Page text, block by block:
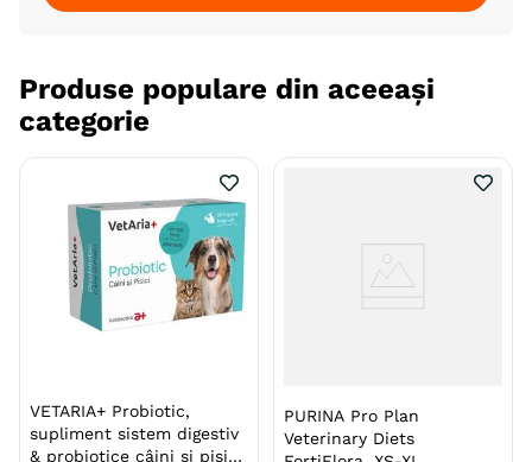
Produse populare din aceeași
categorie
VETARIA+ Probiotic,
supliment sistem digestiv
& probiotice câini și pisici,
PURINA Pro Plan
Veterinary Diets